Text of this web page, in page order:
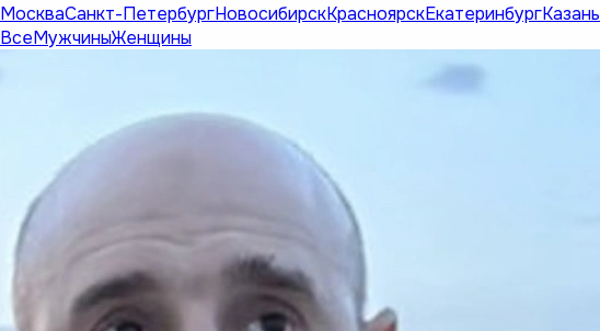
МоскваСанкт-ПетербургНовосибирскКрасноярскЕкатеринбургКазань
ВсеМужчиныЖенщины